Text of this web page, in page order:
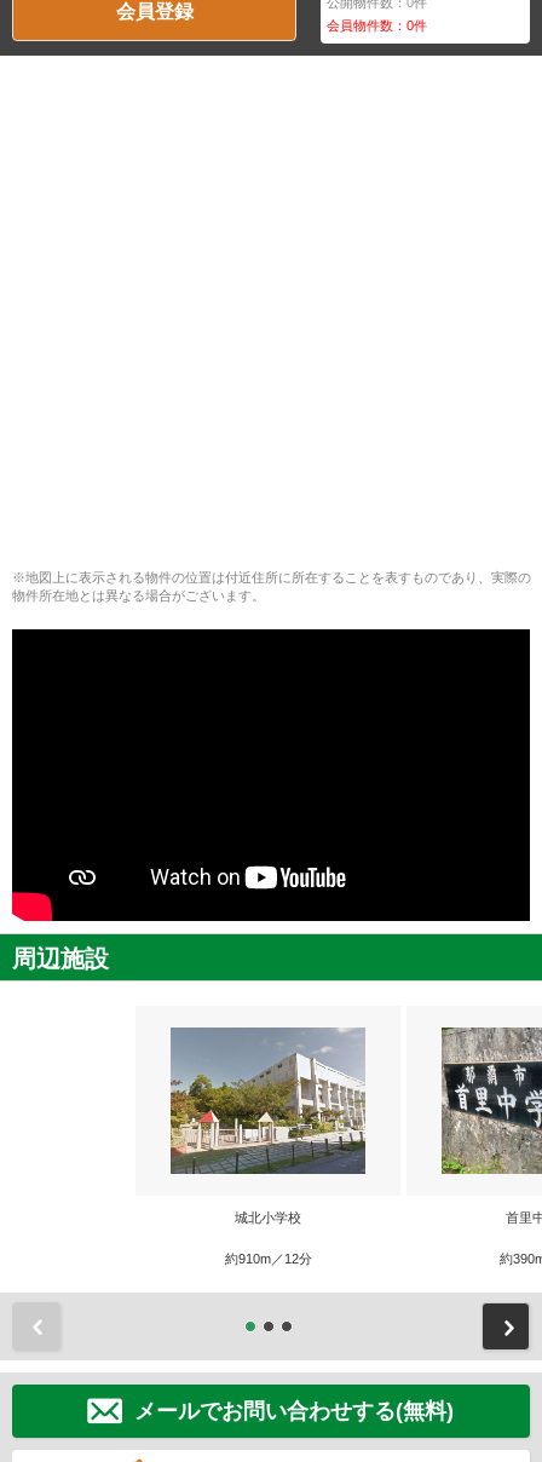
会員登録 公開物件数：0件
会員物件数：0件
※地図上に表示される物件の位置は付近住所に所在することを表すものであり、実際の
物件所在地とは異なる場合がございます。
周辺施設
城北小学校
約910m／12分
首里
約
メールでお問い合わせする(無料)